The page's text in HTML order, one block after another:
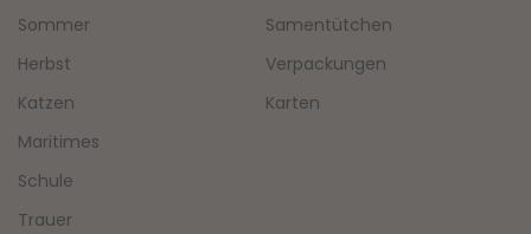
Sommer
Herbst
Katzen
Maritimes
Schule
Trauer
Samentütchen
Verpackungen
Karten